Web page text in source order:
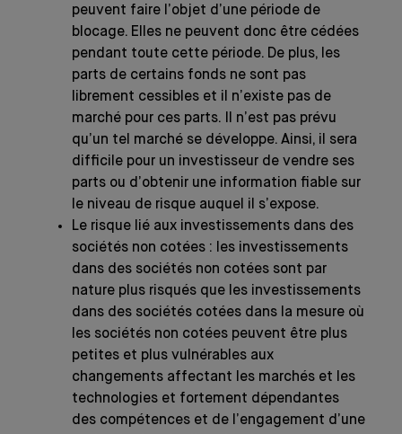
peuvent faire l’objet d’une période de
blocage. Elles ne peuvent donc être cédées
pendant toute cette période. De plus, les
parts de certains fonds ne sont pas
librement cessibles et il n’existe pas de
marché pour ces parts. Il n’est pas prévu
qu’un tel marché se développe. Ainsi, il sera
difficile pour un investisseur de vendre ses
parts ou d’obtenir une information fiable sur
le niveau de risque auquel il s’expose.
Le risque lié aux investissements dans des
sociétés non cotées : les investissements
dans des sociétés non cotées sont par
nature plus risqués que les investissements
dans des sociétés cotées dans la mesure où
les sociétés non cotées peuvent être plus
petites et plus vulnérables aux
changements affectant les marchés et les
technologies et fortement dépendantes
des compétences et de l’engagement d’une